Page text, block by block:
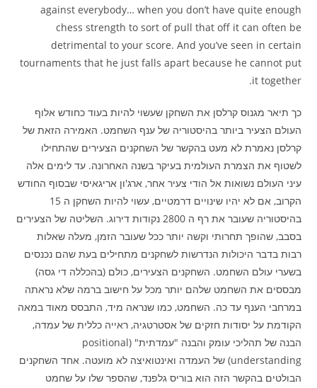
against everybody… when you don’t have quite enough
chess strength to sort of pull that off it can often be
detrimental to your score. And you’ve seen in certain
tournaments that he just falls apart because he cannot put
it together.
כך תיאר מגנוס קרלסן את השחקן שעשוי להיות בעוד כחודש אלוף
העולם הצעיר ביותר בהיסטוריה של ענף השחמט. האמירה הזאת של
קרלסן נאמרת לא מעט בהקשר של השחקנים הצעירים שהתחילו
לשטוף את הצמרת העולמית בעיקר בשנה האחרונה. עד לימים אלה
עיני העולם נשואות אל הודי צעיר אחר, ארג'ון אריגאיסי שבסוף החודש
הקרוב, אם לא יהיו שינויים דרמטיים, עשוי להיות השחקן ה 15
בהיסטוריה שעובר את רף ה 2800 נקודות דירוג. השליטה של הצעירים
בסבב, שהופך תחרותי וקשה יותר ככל שעובר הזמן, מעלה שאלות
רבות בדבר היכולות הנדרשות לשחקנים מתחילים בעת שהם נכנסים
בשערי עולם השחמט. השחקנים הצעירים, כולם (בהכללה די גסה)
מבססים את השחמט שלהם יותר מכל על חישוב ברמה שלא נראתה
במרחבי הענף עד כה. השחמט, כמו שנראה מיד, התבסס מאוד במאה
הקודמת על יסודות חזקים של אסטרטגיה, ראייה כללית של עמדה,
הבנה של תהליכי עומק והבנה "עמדתית" (positional
understanding) של העמדה ואינטואיצה לא מועטה. אחד השחקנים
הבולטים בהקשר הזה הוא בוריס גלפנד, שהספר שלו על שחמט